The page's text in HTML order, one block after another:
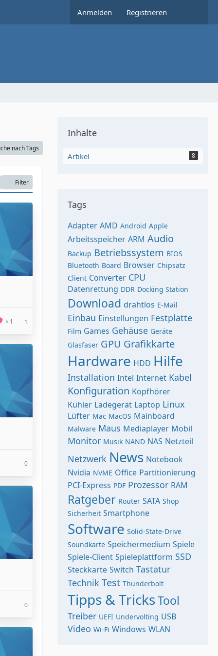
Anmelden Registrieren
nach Tags
Filter
1 1
0
0
Inhalte
Artikel 8
Tags
Adapter AMD Android Apple
Arbeitsspeicher ARM Audio
Backup Betriebssystem BIOS
Bluetooth Board Browser Chipsatz
Client Converter CPU
Datenrettung DDR Docking Station
Download drahtlos E-Mail
Einbau Einstellungen Festplatte
Film Games Gehäuse Geräte
Glasfaser GPU Grafikkarte
Hardware HDD Hilfe
Installation Intel Internet Kabel
Konfiguration Kopfhörer
Kühler Ladegerät Laptop Linux
Lüfter Mac MacOS Mainboard
Malware Maus Mediaplayer Mobil
Monitor Musik NAND NAS Netzteil
Netzwerk News Notebook
Nvidia NVME Office Partitionierung
PCI-Express PDF Prozessor RAM
Ratgeber Router SATA Shop
Sicherheit Smartphone
Software Solid-State-Drive
Soundkarte Speichermedium Spiele
Spiele-Client Spieleplattform SSD
Steckkarte Switch Tastatur
Technik Test Thunderbolt
Tipps & TricksTool
Treiber UEFI Undervolting USB
Video Wi-Fi Windows WLAN